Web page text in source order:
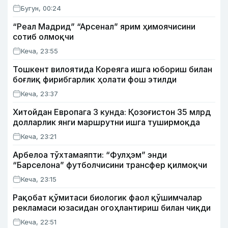
Бугун, 00:24
“Реал Мадрид” “Арсенал” ярим ҳимоячисини
сотиб олмоқчи
Кеча, 23:55
Тошкент вилоятида Кореяга ишга юбориш билан
боғлиқ фирибгарлик ҳолати фош этилди
Кеча, 23:37
Хитойдан Европага 3 кунда: Қозоғистон 35 млрд
долларлик янги маршрутни ишга туширмоқда
Кеча, 23:21
Арбелоа тўхтамаяпти: “Фулҳэм” энди
“Барселона” футболчисини трансфер қилмоқчи
Кеча, 23:15
Рақобат қўмитаси биологик фаол қўшимчалар
рекламаси юзасидан огоҳлантириш билан чиқди
Кеча, 22:51